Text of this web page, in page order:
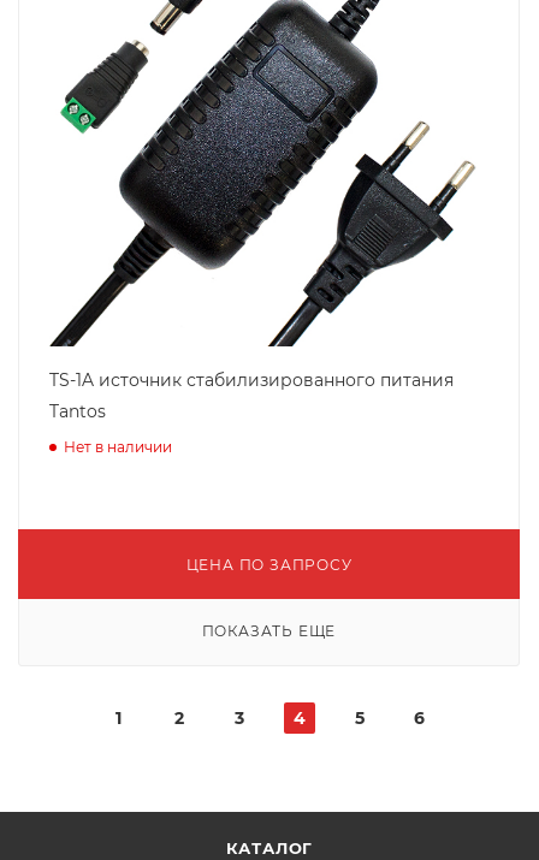
TS-1A источник стабилизированного питания
Tantos
Нет в наличии
ЦЕНА ПО ЗАПРОСУ
ПОКАЗАТЬ ЕЩЕ
1 2 3 4 5 6
КАТАЛОГ